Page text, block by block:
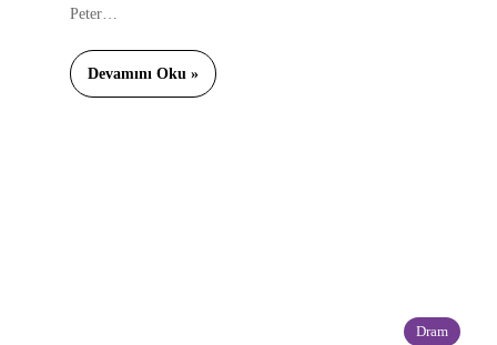
Peter…
Devamını Oku »
Dram